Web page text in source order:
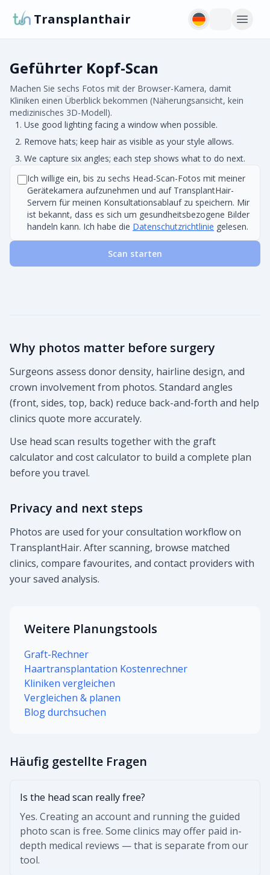
Transplanthair
Geführter Kopf-Scan
Machen Sie sechs Fotos mit der Browser-Kamera, damit
Kliniken einen Überblick bekommen (Näherungsansicht, kein
medizinisches 3D-Modell).
Use good lighting facing a window when possible.
Remove hats; keep hair as visible as your style allows.
We capture six angles; each step shows what to do next.
Ich willige ein, bis zu sechs Head-Scan-Fotos mit meiner
Gerätekamera aufzunehmen und auf TransplantHair-
Servern für meinen Konsultationsablauf zu speichern. Mir
ist bekannt, dass es sich um gesundheitsbezogene Bilder
handeln kann. Ich habe die Datenschutzrichtlinie gelesen.
Scan starten
Why photos matter before surgery
Surgeons assess donor density, hairline design, and
crown involvement from photos. Standard angles
(front, sides, top, back) reduce back-and-forth and help
clinics quote more accurately.
Use head scan results together with the graft
calculator and cost calculator to build a complete plan
before you travel.
Privacy and next steps
Photos are used for your consultation workflow on
TransplantHair. After scanning, browse matched
clinics, compare favourites, and contact providers with
your saved analysis.
Weitere Planungstools
Graft-Rechner
Haartransplantation Kostenrechner
Kliniken vergleichen
Vergleichen & planen
Blog durchsuchen
Häufig gestellte Fragen
Is the head scan really free?
Yes. Creating an account and running the guided
photo scan is free. Some clinics may offer paid in-
depth medical reviews — that is separate from our
tool.